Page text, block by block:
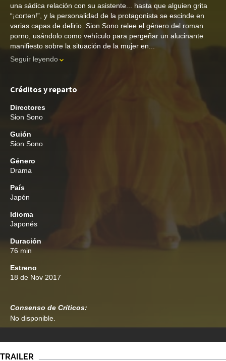
una sádica relación con su asistente... hasta que alguien grita
“¡corten!”, y la personalidad de la protagonista se escinde en
varias capas de delirio. Sion Sono relee el género del roman
porno, usándolo como vehículo para pergeñar un alucinante
manifiesto sobre la situación de la mujer en...
Seguir leyendo
Créditos y reparto
Directores
Sion Sono
Guión
Sion Sono
Género
Drama
País
Japón
Idioma
Japonés
Duración
76 min
Estreno
18 de Nov 2017
Consenso de Críticos:
No disponible.
TRAILER